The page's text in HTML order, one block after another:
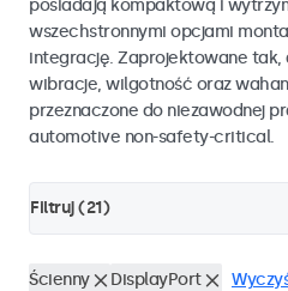
posiadają kompaktową i
wszechstronnymi opcjami
integrację. Zaprojektowane
wibracje, wilgotność oraz
przeznaczone do niezawodnej
automotive non-safety-critical.
Filtruj (21)
Ścienny DisplayPort